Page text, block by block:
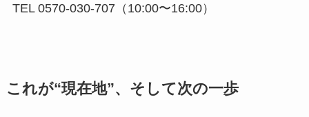
TEL 0570-030-707（10:00〜16:00）
これが“現在地”、そして次の一歩